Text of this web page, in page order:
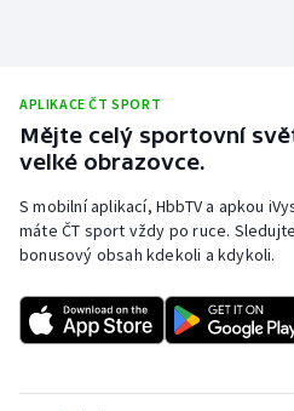
APLIKACE ČT SPORT
Mějte celý sportovní
velké obrazovce.
S mobilní aplikací, HbbTV a apkou
máte ČT sport vždy po ruce.
bonusový obsah kdekoli a kdykoli.